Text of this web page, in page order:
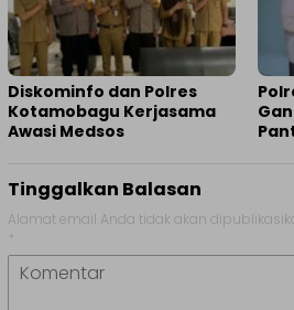
Diskominfo dan Polres
Kotamobagu Kerjasama
Awasi Medsos
Tinggalkan Balasan
Alamat email Anda tidak akan
*